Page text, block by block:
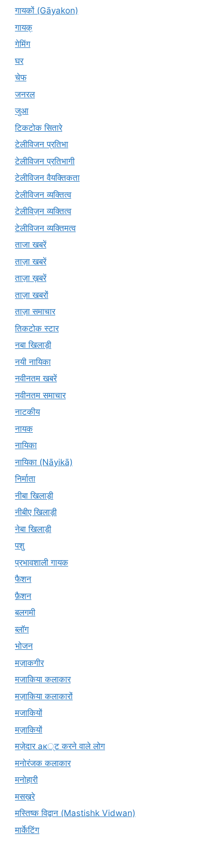
गायकों (Gāyakon)
गायक्
गेमिंग
घर
चेफ
जनरल
जुआ
टिकटोक सितारे
टेलीविजन प्रतिभा
टेलीविजन प्रतिभागी
टेलीविजन वैयक्तिकता
टेलीविजन व्यक्तित्व
टेलीविज़न व्यक्तित्व
टेलीविजन व्यक्तिमत्व
ताजा खबरें
ताज़ा खबरें
ताज़ा ख़बरें
ताज़ा खबरों
ताज़ा समाचार
तिकटोक स्टार
नबा खिलाड़ी
नयी नायिका
नवीनतम खबरें
नवीनतम समाचार
नाटकीय
नायक
नायिका
नायिका (Nāyikā)
निर्माता
नीबा खिलाड़ी
नीबीए खिलाड़ी
नेबा खिलाड़ी
पशु
प्रभावशाली गायक
फैशन
फ़ैशन
बलगमी
ब्लॉग
भोजन
मज़ाकगीर
मजाकिया कलाकार
मज़ाकिया कलाकारों
मजाकियों
मज़ाकियों
मज़ेदार ак्ट करने वाले लोग
मनोरंजक कलाकार
मनोहारी
मसख़रे
मस्तिष्क विद्वान (Mastishk Vidwan)
मार्केटिंग